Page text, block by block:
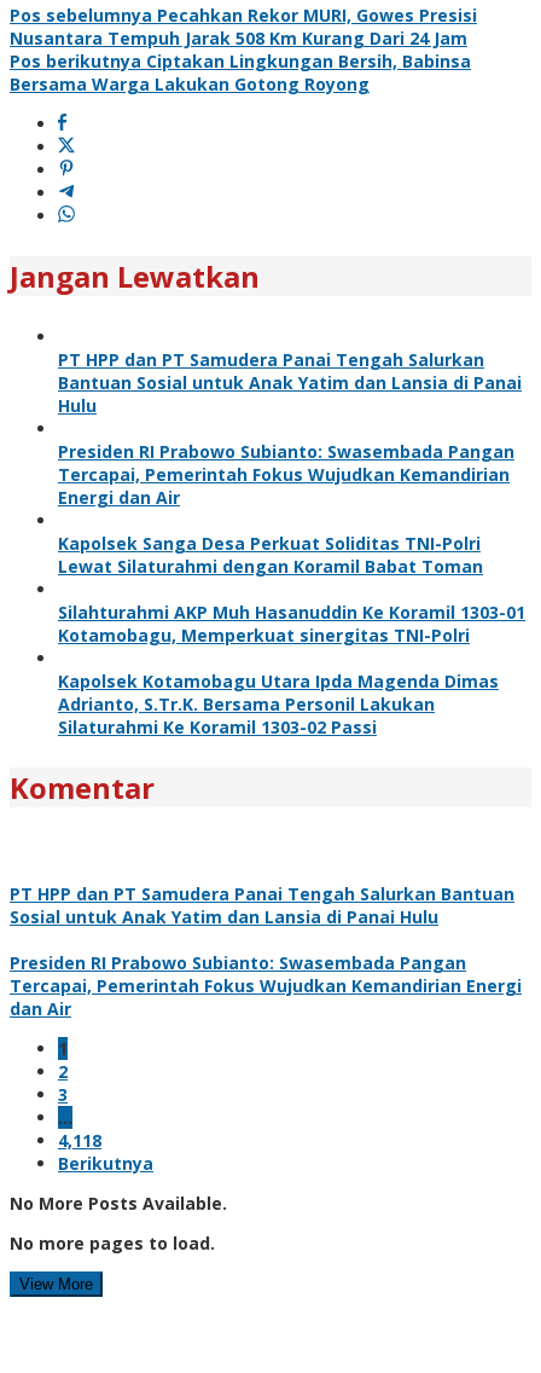
Pos sebelumnya Pecahkan Rekor MURI, Gowes Presisi
Nusantara Tempuh Jarak 508 Km Kurang Dari 24 Jam
Pos berikutnya Ciptakan Lingkungan Bersih, Babinsa
Bersama Warga Lakukan Gotong Royong
Jangan Lewatkan
PT HPP dan PT Samudera Panai Tengah Salurkan
Bantuan Sosial untuk Anak Yatim dan Lansia di Panai
Hulu
Presiden RI Prabowo Subianto: Swasembada Pangan
Tercapai, Pemerintah Fokus Wujudkan Kemandirian
Energi dan Air
Kapolsek Sanga Desa Perkuat Soliditas TNI-Polri
Lewat Silaturahmi dengan Koramil Babat Toman
Silahturahmi AKP Muh Hasanuddin Ke Koramil 1303-01
Kotamobagu, Memperkuat sinergitas TNI-Polri
Kapolsek Kotamobagu Utara Ipda Magenda Dimas
Adrianto, S.Tr.K. Bersama Personil Lakukan
Silaturahmi Ke Koramil 1303-02 Passi
Komentar
PT HPP dan PT Samudera Panai Tengah Salurkan Bantuan
Sosial untuk Anak Yatim dan Lansia di Panai Hulu
Presiden RI Prabowo Subianto: Swasembada Pangan
Tercapai, Pemerintah Fokus Wujudkan Kemandirian Energi
dan Air
1
2
3
…
4,118
Berikutnya
No More Posts Available.
No more pages to load.
View More